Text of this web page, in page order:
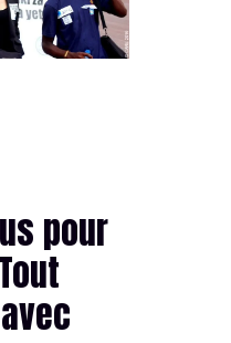
pour